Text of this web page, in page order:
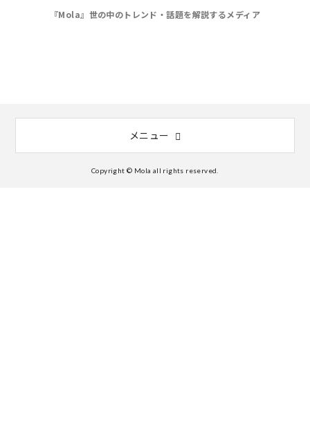
『Mola』世の中のトレンド・話題を解説するメディア
メニュー
Copyright © Mola all rights reserved.